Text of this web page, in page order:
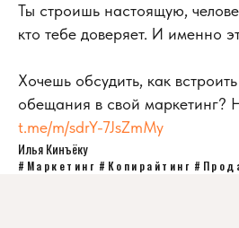
Ты строишь настоящую,
кто тебе доверяет. И именно
Хочешь обсудить, как
обещания в свой
t.me/m/sdrY-7JsZmMy
Илья Кинъёку
#Маркетинг #Копирайтинг